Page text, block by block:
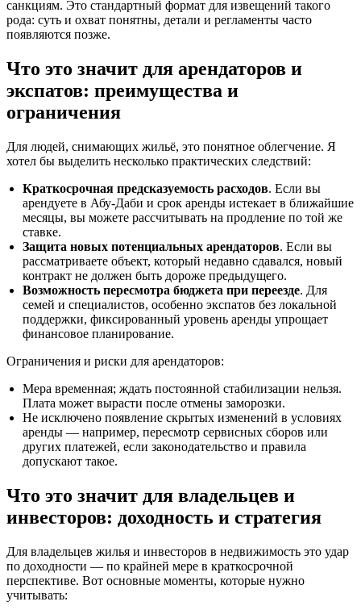
санкциям. Это стандартный формат для извещений такого
рода: суть и охват понятны, детали и регламенты часто
появляются позже.
Что это значит для арендаторов и
экспатов: преимущества и
ограничения
Для людей, снимающих жильё, это понятное облегчение. Я
хотел бы выделить несколько практических следствий:
Краткосрочная предсказуемость расходов. Если вы
арендуете в Абу‑Даби и срок аренды истекает в ближайшие
месяцы, вы можете рассчитывать на продление по той же
ставке.
Защита новых потенциальных арендаторов. Если вы
рассматриваете объект, который недавно сдавался, новый
контракт не должен быть дороже предыдущего.
Возможность пересмотра бюджета при переезде. Для
семей и специалистов, особенно экспатов без локальной
поддержки, фиксированный уровень аренды упрощает
финансовое планирование.
Ограничения и риски для арендаторов:
Мера временная; ждать постоянной стабилизации нельзя.
Плата может вырасти после отмены заморозки.
Не исключено появление скрытых изменений в условиях
аренды — например, пересмотр сервисных сборов или
других платежей, если законодательство и правила
допускают такое.
Что это значит для владельцев и
инвесторов: доходность и стратегия
Для владельцев жилья и инвесторов в недвижимость это удар
по доходности — по крайней мере в краткосрочной
перспективе. Вот основные моменты, которые нужно
учитывать: